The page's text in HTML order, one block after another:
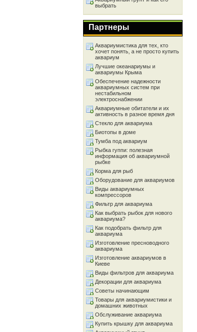
выбрать
Партнеры
Аквариумистика для тех, кто
хочет понять, а не просто купить
аквариум
Лучшие океанариумы и
аквариумы Крыма
Обеспечение надежности
аквариумных систем при
нестабильном
электроснабжении
Аквариумные обитатели и их
активность в разное время дня
Стекло для аквариума
Биотопы в доме
Тумба под аквариум
Рыбка гуппи: полезная
информация об аквариумной
рыбке
Корма для рыб
Оборудование для аквариумов
Виды аквариумных
компрессоров
Фильтр для аквариума
Как выбрать рыбок для нового
аквариума?
Как подобрать фильтр для
аквариума
Изготовление пресноводного
аквариума
Изготовление аквариумов в
Киеве
Виды фильтров для аквариума
Декорации для аквариума
Советы начинающим
Товары для аквариумистики и
домашних животных
Обслуживание аквариума
Купить крышку для аквариума